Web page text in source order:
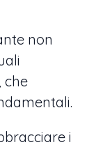
non
che
i